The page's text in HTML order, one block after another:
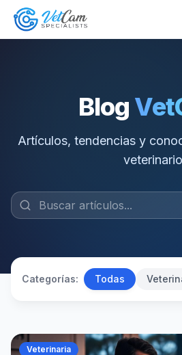
Blog
Artículos, tendencias y
veterinario
Categorías: Todas
Veterinaria